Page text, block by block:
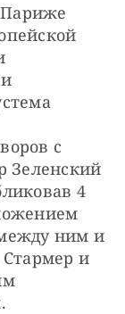
с
Зеленский
4
ним и
и